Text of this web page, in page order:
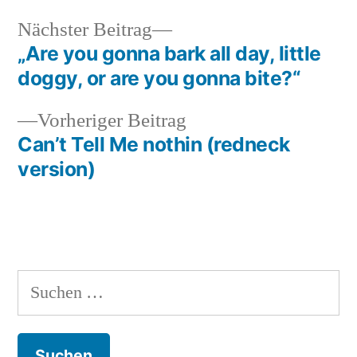
Beitragsnavigation
Vorheriger Beitrag
Beitrag:
Can’t Tell Me nothin (redneck
version)
Nächster Beitrag
Nächster
Beitrag:
„Are you gonna bark all day, little
doggy, or are you gonna bite?“
Suchen
nach: